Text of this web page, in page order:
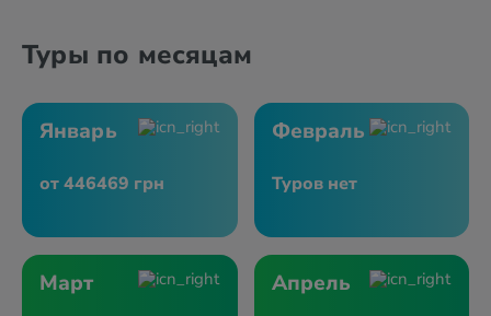
Туры по месяцам
Январь
от 446469 грн
Февраль
Туров нет
Март Апрель